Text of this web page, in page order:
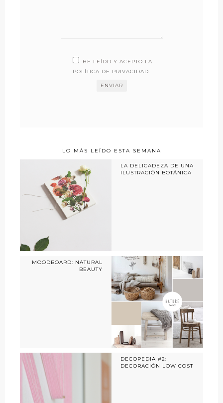
HE LEÍDO Y ACEPTO LA
POLÍTICA DE PRIVACIDAD.
LO MÁS LEÍDO ESTA SEMANA
LA DELICADEZA DE UNA
ILUSTRACIÓN BOTÁNICA
MOODBOARD: NATURAL
BEAUTY
DECOPEDIA #2:
DECORACIÓN LOW COST